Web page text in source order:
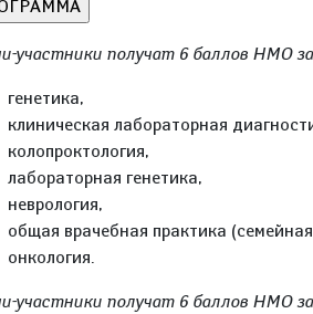
участники получат 6 баллов НМО
генетика,
клиническая лабораторная
колопроктология,
лабораторная генетика,
неврология,
общая врачебная практика
онкология.
участники получат 6 баллов НМО